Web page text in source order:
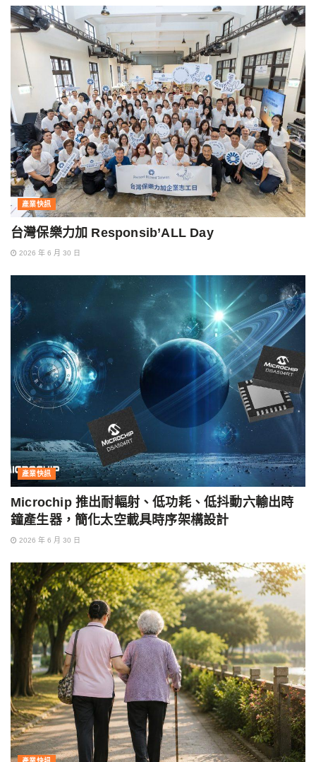
產業快訊
台灣保樂力加 Responsib’ALL Day
2026 年 6 月 30 日
產業快訊
Microchip 推出耐輻射、低功耗、低抖動六輸出時
鐘產生器，簡化太空載具時序架構設計
2026 年 6 月 30 日